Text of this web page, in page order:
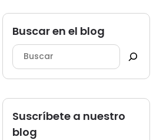
Buscar en el blog
Suscríbete a nuestro
blog